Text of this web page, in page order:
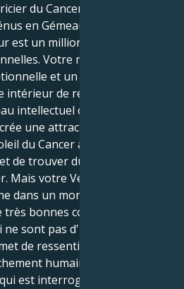
du Cancer habite le corps
en Gémeaux, vous êtes
est un million de
Votre monde extérieur
et un lien nourricier
de relations explore
intellectuel ou léger.
une attraction magnifique
du Cancer a envie de
de trouver du réconfort dans
Mais votre Vénus en
dans un monde de relations
bonnes conversations et
sont pas d'une seule
de ressentir les sommets
humain, mais de le
est interrogative, flexible et